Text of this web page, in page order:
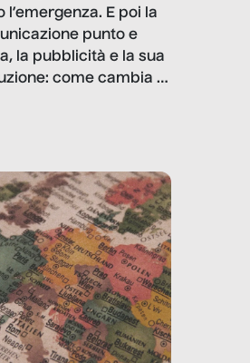
l’emergenza. E poi la
punto e
la pubblicità e la sua
come cambia il